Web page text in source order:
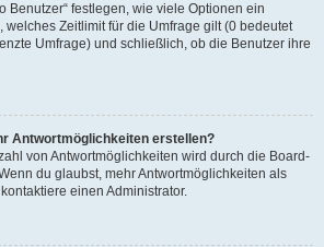
Benutzer“ festlegen, wie viele Optionen ein
welches Zeitlimit für die Umfrage gilt (0 bedeutet
Umfrage) und schließlich, ob die Benutzer ihre
Antwortmöglichkeiten erstellen?
von Antwortmöglichkeiten wird durch die Board-
du glaubst, mehr Antwortmöglichkeiten als
einen Administrator.